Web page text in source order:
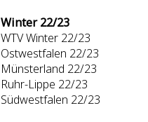
Winter 22/23
WTV Winter 22/23
Ostwestfalen 22/23
Münsterland 22/23
Ruhr-Lippe 22/23
Südwestfalen 22/23